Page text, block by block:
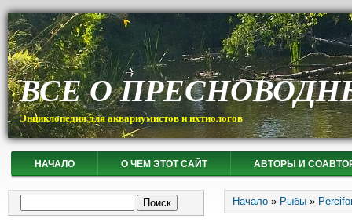
ВСЕ О
Энциклопедия для аквариумистов и ихтиологов
НАЧАЛО О ЧЕМ ЭТОТ САЙТ АВТОРЫ И
Вы здесь
Начало » Рыбы »